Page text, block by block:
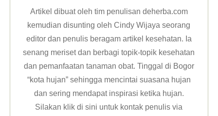
Artikel dibuat oleh tim penulisan deherba.com
kemudian disunting oleh Cindy Wijaya seorang
editor dan penulis beragam artikel kesehatan. Ia
senang meriset dan berbagi topik-topik kesehatan
dan pemanfaatan tanaman obat. Tinggal di Bogor
“kota hujan” sehingga mencintai suasana hujan
dan sering mendapat inspirasi ketika hujan.
Silakan klikdi sini untuk kontak penulis via